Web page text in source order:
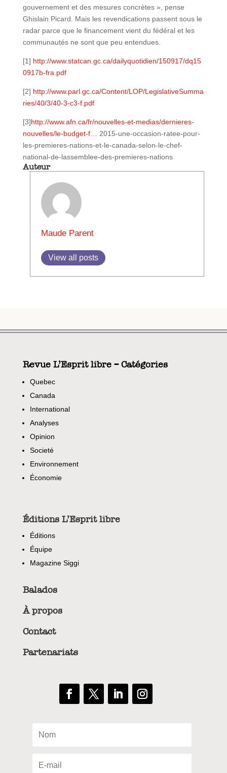
gouvernement et des mesures concrètes », pense
Ghislain Picard. Mais les revendications passent sous le
radar parce que le financement vient du fédéral et les
communautés ne sont que peu entendues.
[1] http://www.statcan.gc.ca/dailyquotidien/150917/dq15
0917b-fra.pdf
[2] http://www.parl.gc.ca/Content/LOP/LegislativeSumma
ries/40/3/40-3-c3-f.pdf
[3]http://www.afn.ca/fr/nouvelles-et-medias/dernieres-
nouvelles/le-budget-f…
2015-une-occasion-ratee-pour-
les-premieres-nations-et-le-canada-selon-le-chef-
national-de-lassemblee-des-premieres-nations
Auteur
Maude Parent
View all posts
Revue L’Esprit libre – Catégories
Quebec
Canada
International
Analyses
Opinion
Societé
Environnement
Économie
Éditions L’Esprit libre
Éditions
Équipe
Magazine Siggi
Balados
À propos
Contact
Partenariats